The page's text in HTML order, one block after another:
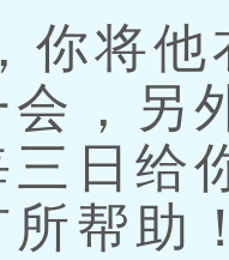
将他
会，另
三日给
所帮助